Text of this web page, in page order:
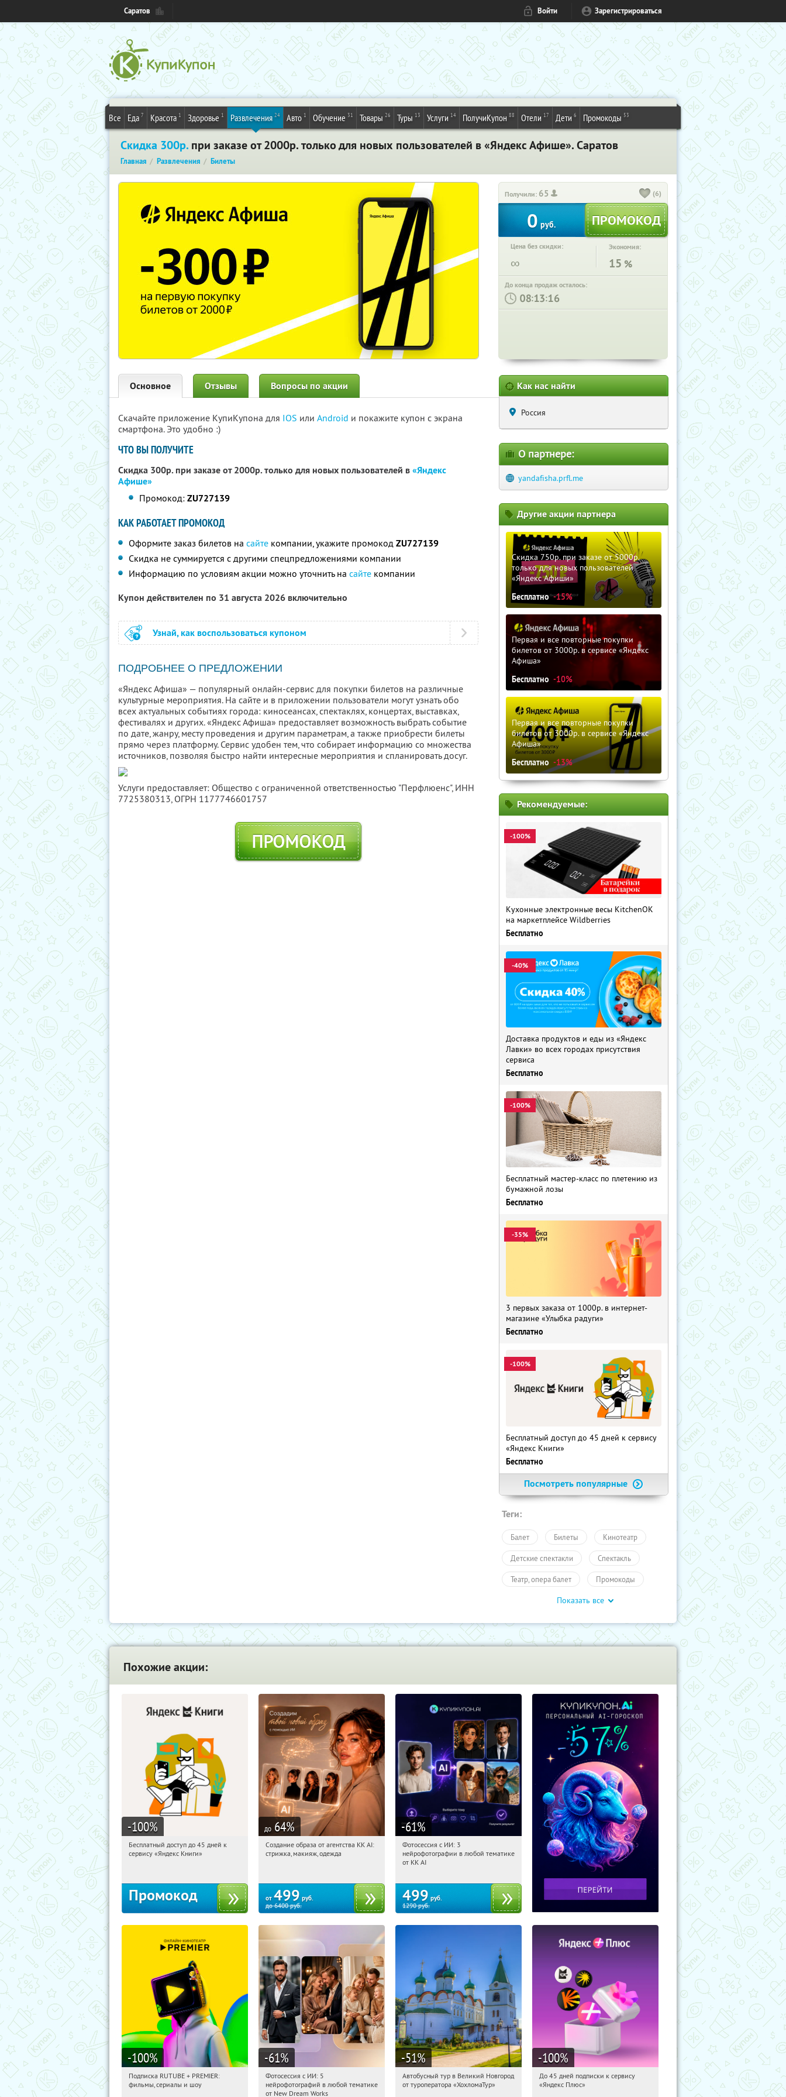
Саратов Войти Зарегистрироваться
Все Еда 7 Красота 1 Здоровье 1 Развлечения 24 Авто 1 Обучение 31 Товары 26 Туры 13 Услуги 14 ПолучиКупон 88 Отели 17 Дети 6 Промокоды 53
Скидка 300р. при заказе от 2000р. только для новых пользователей в «Яндекс Афише». Саратов
Главная Развлечения Билеты
Получили: 65 (6)
0 руб.
Цена без скидки:
∞
Экономия:
15 %
До конца продаж осталось:
: :
Основное Отзывы Вопросы по акции
Скачайте приложение КупиКупона для IOS или Android и покажите купон с экрана
смартфона. Это удобно :)
ЧТО ВЫ ПОЛУЧИТЕ
Скидка 300р. при заказе от 2000р. только для новых пользователей в«Яндекс
Афише»
Промокод:ZU727139
КАК РАБОТАЕТ ПРОМОКОД
Оформите заказ билетов на сайте компании, укажите промокод ZU727139
Скидка не суммируется с другими спецпредложениями компании
Информацию по условиям акции можно уточнить на сайте компании
Купон действителен по 31 августа 2026 включительно
Узнай, как воспользоваться купоном
ПОДРОБНЕЕ О ПРЕДЛОЖЕНИИ
«Яндекс Афиша» — популярный онлайн-сервис для покупки билетов на различные
культурные мероприятия. На сайте и в приложении пользователи могут узнать обо
всех актуальных событиях города: киносеансах, спектаклях, концертах, выставках,
фестивалях и других. «Яндекс Афиша» предоставляет возможность выбрать событие
по дате, жанру, месту проведения и другим параметрам, а также приобрести билеты
прямо через платформу. Сервис удобен тем, что собирает информацию со множества
источников, позволяя быстро найти интересные мероприятия и спланировать досуг.
Услуги предоставляет: Общество с ограниченной ответственностью "Перфлюенс", ИНН
7725380313, ОГРН 1177746601757
ПРОМОКОД
Как нас найти
Россия
О партнере:
yandafisha.prfl.me
Другие акции партнера
Скидка 750р. при заказе от 5000р.
только для новых пользователей
«Яндекс Афиши»
Бесплатно -15%
Первая и все повторные покупки
билетов от 3000р. в сервисе «Яндекс
Афиша»
Бесплатно -10%
Первая и все повторные покупки
билетов от 3000р. в сервисе «Яндекс
Афиша»
Бесплатно -13%
Рекомендуемые:
-100%
Кухонные электронные весы KitchenOK
на маркетплейсе Wildberries
Бесплатно
-40%
Доставка продуктов и еды из «Яндекс
Лавки» во всех городах присутствия
сервиса
Бесплатно
-100%
Бесплатный мастер-класс по плетению из
бумажной лозы
Бесплатно
-35%
3 первых заказа от 1000р. в интернет-
магазине «Улыбка радуги»
Бесплатно
-100%
Бесплатный доступ до 45 дней к сервису
«Яндекс Книги»
Бесплатно
Посмотреть популярные
Теги:
Балет Билеты Кинотеатр
Детские спектакли Спектакль
Театр, опера балет Промокоды
Развлечения
ПолучиКупон Развлечения
Показать все
Похожие акции:
-100%
11:04:01
Получи первым!
Бесплатный доступ до 45 дней к
сервису «Яндекс Книги»
Промокод
до 64%
11:04:01 Купили:64
Создание образа от агентства KK AI:
стрижка, макияж, одежда
от 499 руб.
до6400руб.
-61%
11:04:01
Россия
Фотосессия с ИИ: 3
нейрофотографии в любой тематике
от KK AI
499 руб.
1290руб.
-100%
11:04:01 Получили:
Подписка RUTUBE + PREMIER:
фильмы, сериалы и шоу
-61%
11:04:01
Россия
Фотосессия с ИИ: 5
нейрофотографий в любой тематике
от New Dream Works
-51%
11:04:01 Купили:2
Автобусный тур в Великий Новгород
от туроператора «ХохломаТур»
-100%
11:04:01 Получили:
До 45 дней подписки к сервису
«Яндекс Плюс»